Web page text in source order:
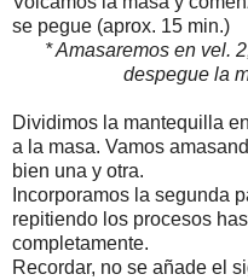
se pegue (aprox. 15 min.)
* Amasaremos en vel.
despegue la
Dividimos la mantequilla
a la masa. Vamos
bien una y otra.
Incorporamos la segunda
repitiendo los procesos
completamente.
Recordar, no se añade el